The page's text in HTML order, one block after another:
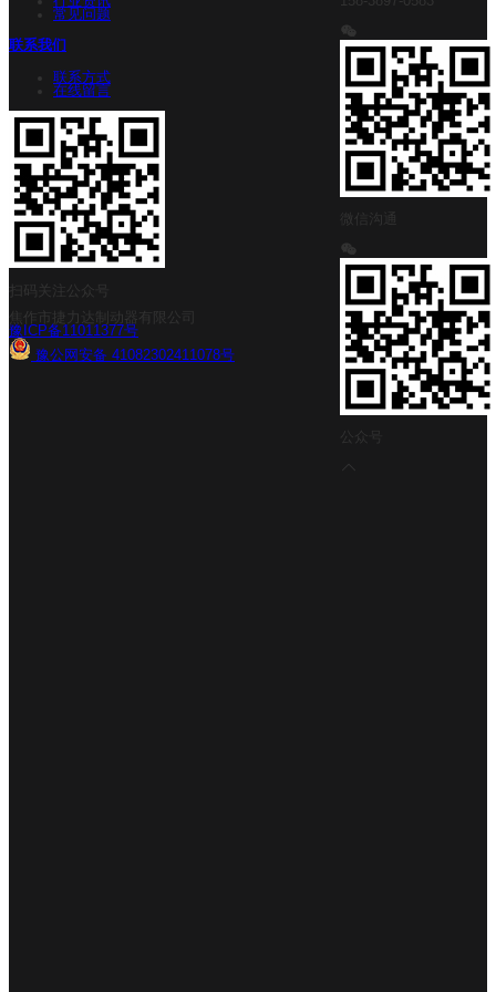
常见问题
联系我们
联系方式
在线留言
扫码关注公众号
焦作市捷力达制动器有限公司
豫ICP备11011377号
豫公网安备 41082302411078号
微信沟通
公众号